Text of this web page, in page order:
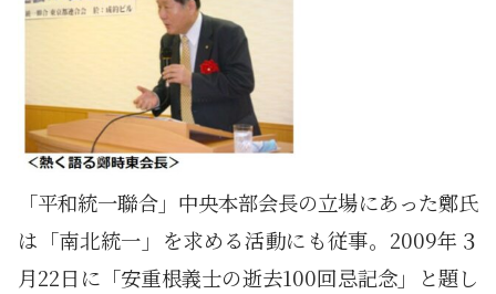
「平和統一聯合」中央本部会長の立場にあった鄭氏
は「南北統一」を求める活動にも従事。2009年３
月22日に「安重根義士の逝去100回忌記念」と題し